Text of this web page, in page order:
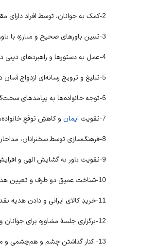
2-کمک به جوانان، توسط افراد دارای مقام، ثروت و جایگاه اجتماعی؛
3-تببین باورهای صحیح و مبارزه با باورهای غلط در مورد
4-عمل به دستورها و راهبردهای دینی در امر ازدواج
5-تبلیغ و ترویج رسانه‌ای ازدواج آسان در سطح جامعه
6-توجه خانواده‌ها به پیامد‌های سخت‌گیری در
7-تقویت ایمان و کاهشِ توقعِ
8-فرهنگ‌سازی توسط سخنرانان، مداحان
9-تقویت باور به گشایش الهی و افزایش روزی بعد از
10-شناخت عمیق دو طرف و تعیین هدف از
11-خریدِ کالای ایرانی و دادن هدیه نقدی به عروس و داماد
12-برگزاری جلسۀ مشاوره برای جوانان و خانواده‌ها
13- کنار گذاشتن چشم و هم‌چشمی و مقایسه نکردن ازدواج خود با دیگران